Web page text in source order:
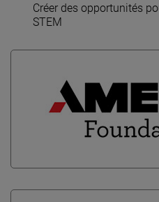
Créer des opportunités
STEM